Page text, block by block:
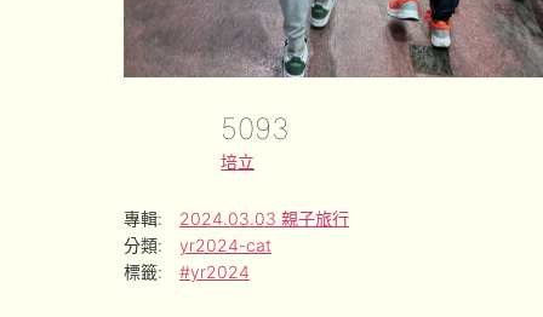
5093
培立
專輯:
2024.03.03 親子旅行
分類:
yr2024-cat
標籤:
#yr2024